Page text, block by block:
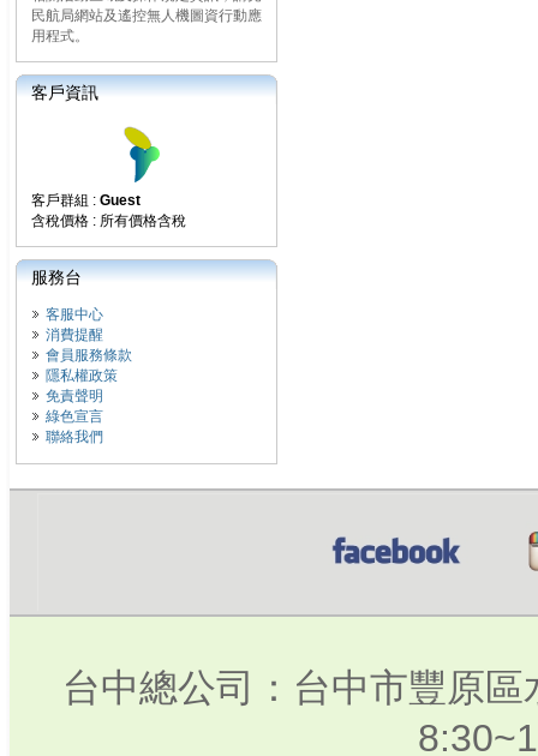
民航局網站及遙控無人機圖資行動應
用程式。
客戶資訊
客戶群組 : Guest
含稅價格 : 所有價格含稅
服務台
客服中心
消費提醒
會員服務條款
隱私權政策
免責聲明
綠色宣言
聯絡我們
台中總公司：台中市豐原